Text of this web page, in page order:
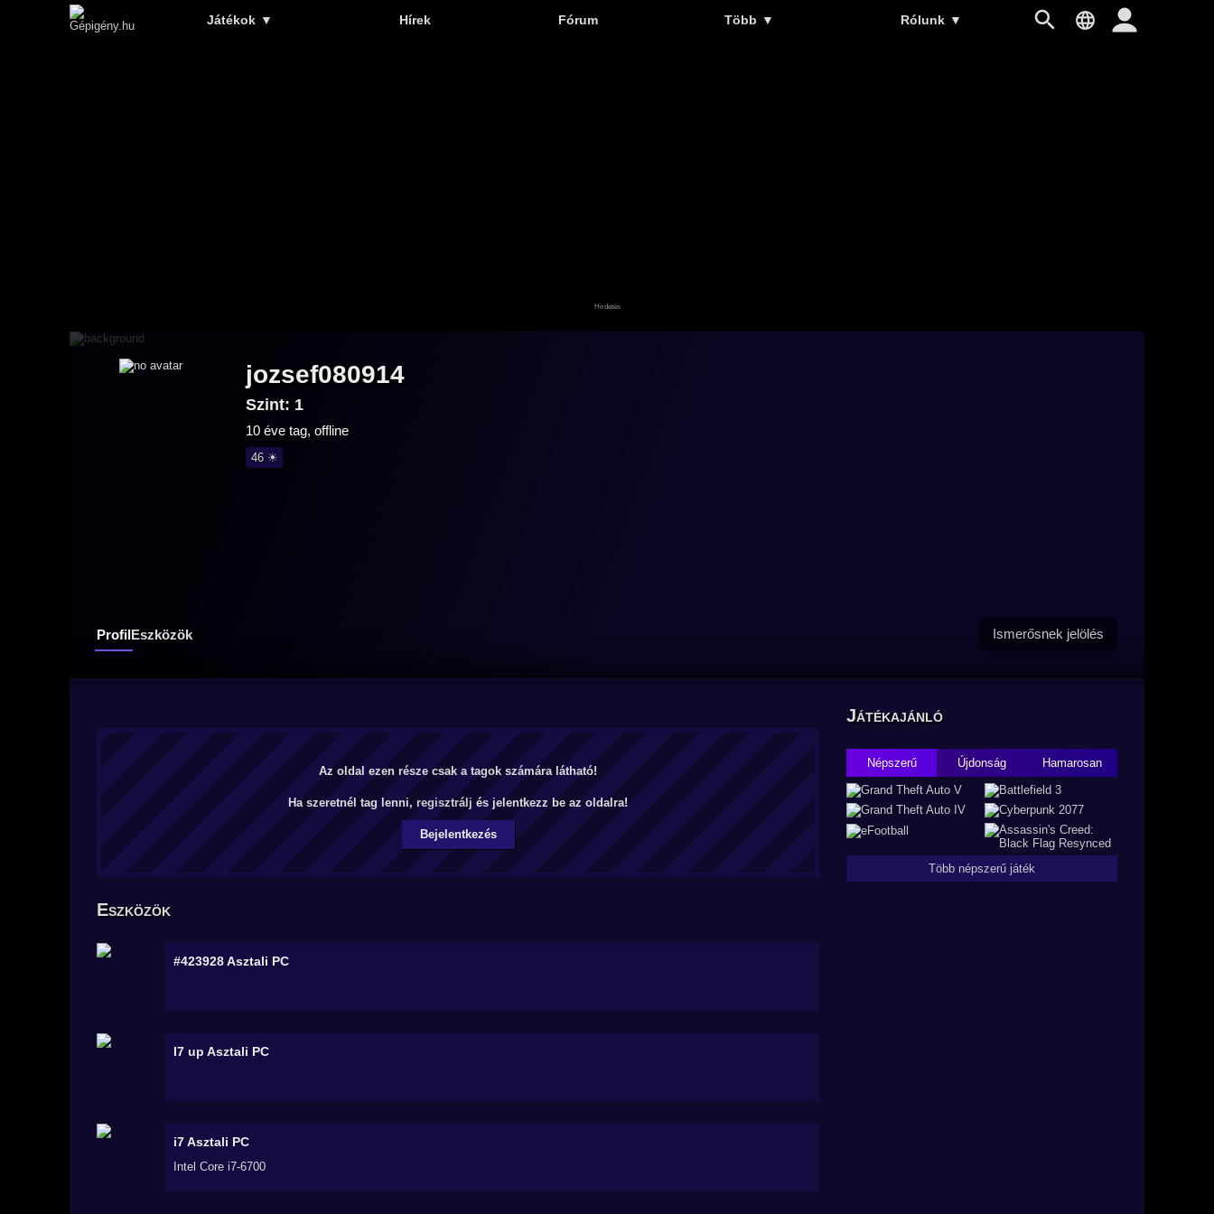
Játékok ▼ Hírek Fórum Több ▼ Rólunk ▼
jozsef080914
Szint: 1
10 éve tag, offline
46 ☀
ProfilEszközök Ismerősnek jelölés
Az oldal ezen része csak a tagok számára látható!
Ha szeretnél tag lenni, regisztrálj és jelentkezz be az oldalra!
Bejelentkezés
Eszközök
#423928Asztali PC
I7 up Asztali PC
i7Asztali PC
Intel Core i7-6700
Játékajánló
Népszerű Újdonság Hamarosan
Több népszerű játék